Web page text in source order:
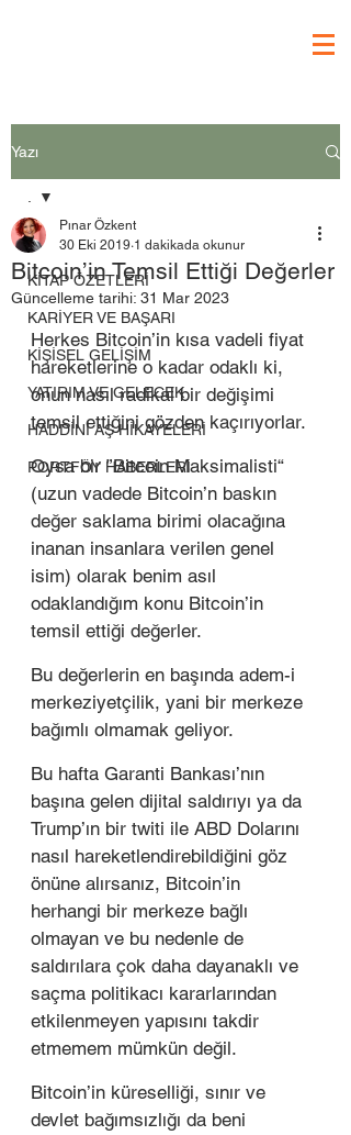
Yazı
.
KİTAP ÖZETLERİ
KARİYER VE BAŞARI
KİŞİSEL GELİŞİM
YATIRIM VE GELECEK
HADDİNİ AŞ HİKAYELERİ
PORTFÖY HABERLERİ
Bitcoin’in Temsil Ettiği Değerler
Pınar Özkent
30 Eki 2019 1 dakikada okunur
Güncelleme tarihi: 31 Mar 2023
Herkes Bitcoin’in kısa vadeli fiyat
hareketlerine o kadar odaklı ki,
onun nasıl radikal bir değişimi
temsil ettiğini gözden kaçırıyorlar.
Oysa bir ”Bitcoin Maksimalisti“
(uzun vadede Bitcoin’n baskın
değer saklama birimi olacağına
inanan insanlara verilen genel
isim) olarak benim asıl
odaklandığım konu Bitcoin’in
temsil ettiği değerler.
Bu değerlerin en başında adem-i
merkeziyetçilik, yani bir merkeze
bağımlı olmamak geliyor.
Bu hafta Garanti Bankası’nın
başına gelen dijital saldırıyı ya da
Trump’ın bir twiti ile ABD Dolarını
nasıl hareketlendirebildiğini göz
önüne alırsanız, Bitcoin’in
herhangi bir merkeze bağlı
olmayan ve bu nedenle de
saldırılara çok daha dayanaklı ve
saçma politikacı kararlarından
etkilenmeyen yapısını takdir
etmemem mümkün değil.
Bitcoin’in küreselliği, sınır ve
devlet bağımsızlığı da beni